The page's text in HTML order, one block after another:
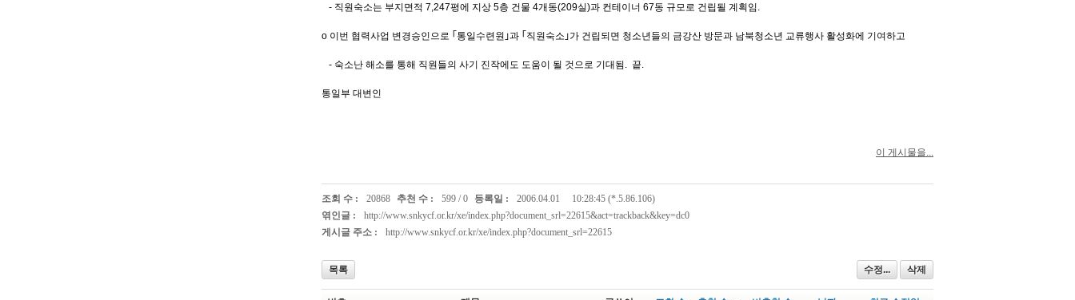
- 직원숙소는 부지면적 7,247평에 지상 5층 건물 4개동(209실)과 컨테이너 67동 규모로 건립될 계획임.
o 이번 협력사업 변경승인으로 ｢통일수련원｣과 ｢직원숙소｣가 건립되면 청소년들의 금강산 방문과 남북청소년 교류행사 활성화에 기여하고
- 숙소난 해소를 통해 직원들의 사기 진작에도 도움이 될 것으로 기대됨. 끝.
통일부 대변인
이 게시물을...
조회 수 : 20868 추천 수 : 599 /0 등록일 : 2006.04.01
10:28:45 (*.5.86.106)
엮인글 :
http://www.snkycf.or.kr/xe/index.php?document_srl=22615&act=trackback&key=dc0
게시글 주소 :
http://www.snkycf.or.kr/xe/index.php?document_srl=22615
수정... 삭제
목록